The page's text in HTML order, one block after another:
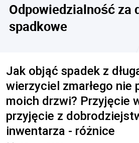
Odpowiedzialność za
spadkowe
Jak objąć spadek z
wierzyciel zmarłego nie
moich drzwi? Przyjęcie
przyjęcie z
inwentarza - różnice